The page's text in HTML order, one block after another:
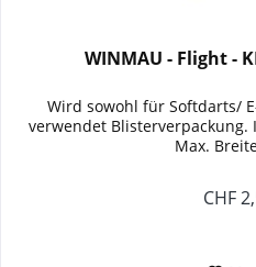
WINMAU - Flight -
Wird sowohl für Softdarts/
verwendet Blisterverpackung.
Max.
CHF